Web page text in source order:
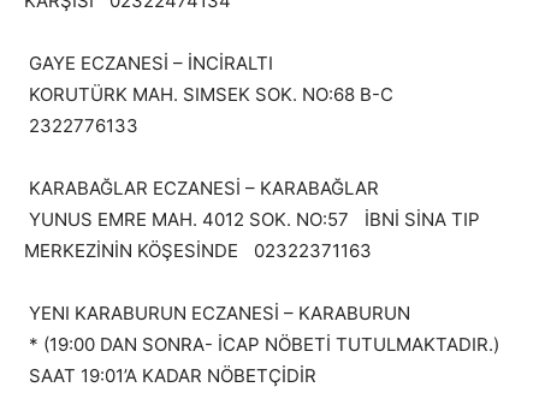
GAYE ECZANESİ – İNCİRALTI
KORUTÜRK MAH. SIMSEK SOK. NO:68 B-C
2322776133
KARABAĞLAR ECZANESİ – KARABAĞLAR
YUNUS EMRE MAH. 4012 SOK. NO:57 İBNİ SİNA TIP
MERKEZİNİN KÖŞESİNDE 02322371163
YENI KARABURUN ECZANESİ – KARABURUN
* (19:00 DAN SONRA- İCAP NÖBETİ TUTULMAKTADIR.)
SAAT 19:01’A KADAR NÖBETÇİDİR